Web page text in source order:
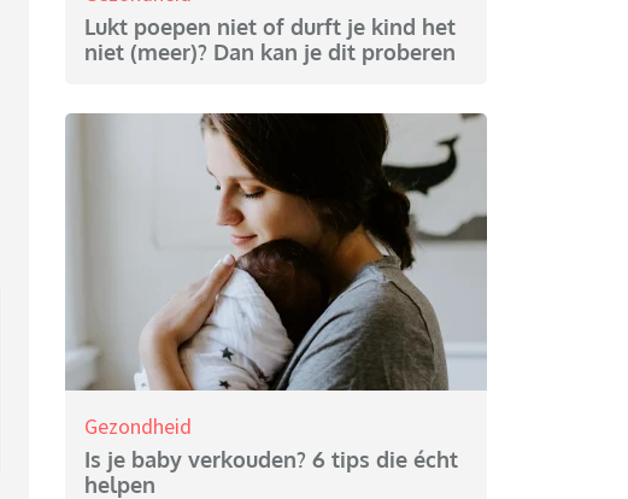
Lukt poepen niet of durft je kind het
niet (meer)? Dan kan je dit proberen
Gezondheid
Is je baby verkouden? 6 tips die écht
helpen